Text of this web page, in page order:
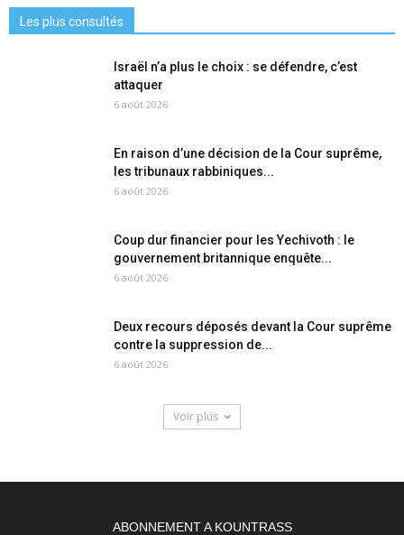
Les plus consultés
Israël n’a plus le choix : se défendre, c’est
attaquer
6 août 2026
En raison d’une décision de la Cour suprême,
les tribunaux rabbiniques...
6 août 2026
Coup dur financier pour les Yechivoth : le
gouvernement britannique enquête...
6 août 2026
Deux recours déposés devant la Cour suprême
contre la suppression de...
6 août 2026
Voir plus
ABONNEMENT A KOUNTRASS